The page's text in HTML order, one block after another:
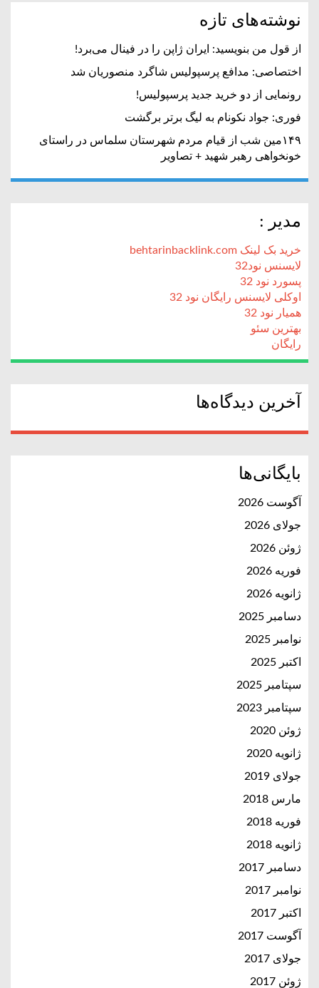
نوشته‌های تازه
از قول من بنویسید: ایران ژاپن را در فینال می‌برد!
اختصاصی: مدافع پرسپولیس شاگرد منصوریان شد
رونمایی از دو خرید جدید پرسپولیس!
فوری: جواد نکونام به لیگ برتر برگشت
۱۴۹مین شب از قیام مردم شهرستان سلماس در راستای
خونخواهی رهبر شهید + تصاویر
مدیر :
خرید بک لینک behtarinbacklink.com
لایسنس نود32
پسورد نود 32
اوکلی لایسنس رایگان نود 32
همیار نود 32
بهترین سئو
رایگان
آخرین دیدگاه‌ها
بایگانی‌ها
آگوست 2026
جولای 2026
ژوئن 2026
فوریه 2026
ژانویه 2026
دسامبر 2025
نوامبر 2025
اکتبر 2025
سپتامبر 2025
سپتامبر 2023
ژوئن 2020
ژانویه 2020
جولای 2019
مارس 2018
فوریه 2018
ژانویه 2018
دسامبر 2017
نوامبر 2017
اکتبر 2017
آگوست 2017
جولای 2017
ژوئن 2017